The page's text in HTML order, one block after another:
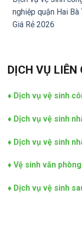
nghiệp quận Hai Bà
Giá Rẻ 2026
DỊCH VỤ LIÊN
♦ Dịch vụ vệ sinh
♦ Dịch vụ vệ sinh
♦ Dịch vụ vệ sinh
♦ Vệ sinh văn phòng
♦ Dịch vụ vệ sinh